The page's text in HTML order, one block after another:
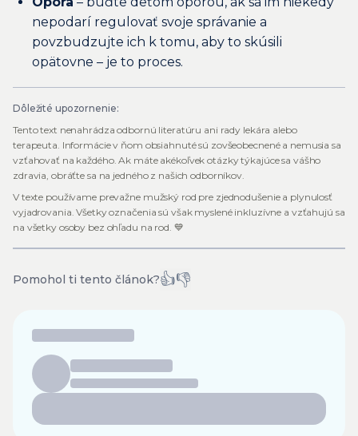
nepodarí regulovať svoje správanie a
povzbudzujte ich k tomu, aby to skúsili
opätovne – je to proces.
Dôležité upozornenie:
Tento text nenahrádza odbornú literatúru ani rady lekára alebo
terapeuta. Informácie v ňom obsiahnuté sú zovšeobecnené a nemusia sa
vzťahovať na každého. Ak máte akékoľvek otázky týkajúce sa vášho
zdravia, obráťte sa na jedného z našich odborníkov.
V texte používame prevažne mužský rod pre zjednodušenie a plynulosť
vyjadrovania. Všetky označenia sú však myslené inkluzívne a vzťahujú sa
na všetky osoby bez ohľadu na rod. 💙
Pomohol ti tento článok?👍👎